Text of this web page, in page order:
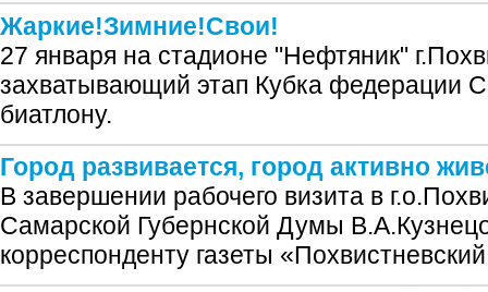
Жаркие!Зимние!Свои!
27 января на стадионе "Нефтяник"
захватывающий этап Кубка федерации
биатлону.
Город развивается, город активно
В завершении рабочего визита в
Самарской Губернской Думы
корреспонденту газеты